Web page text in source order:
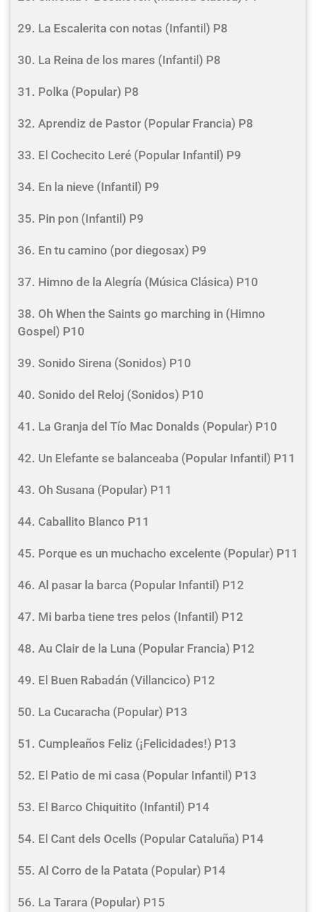
29. La Escalerita con notas (Infantil) P8
30. La Reina de los mares (Infantil) P8
31. Polka (Popular) P8
32. Aprendiz de Pastor (Popular Francia) P8
33. El Cochecito Leré (Popular Infantil) P9
34. En la nieve (Infantil) P9
35. Pin pon (Infantil) P9
36. En tu camino (por diegosax) P9
37. Himno de la Alegría (Música Clásica) P10
38. Oh When the Saints go marching in (Himno
Gospel) P10
39. Sonido Sirena (Sonidos) P10
40. Sonido del Reloj (Sonidos) P10
41. La Granja del Tío Mac Donalds (Popular) P10
42. Un Elefante se balanceaba (Popular Infantil) P11
43. Oh Susana (Popular) P11
44. Caballito Blanco P11
45. Porque es un muchacho excelente (Popular) P11
46. Al pasar la barca (Popular Infantil) P12
47. Mi barba tiene tres pelos (Infantil) P12
48. Au Clair de la Luna (Popular Francia) P12
49. El Buen Rabadán (Villancico) P12
50. La Cucaracha (Popular) P13
51. Cumpleaños Feliz (¡Felicidades!) P13
52. El Patio de mi casa (Popular Infantil) P13
53. El Barco Chiquitito (Infantil) P14
54. El Cant dels Ocells (Popular Cataluña) P14
55. Al Corro de la Patata (Popular) P14
56. La Tarara (Popular) P15